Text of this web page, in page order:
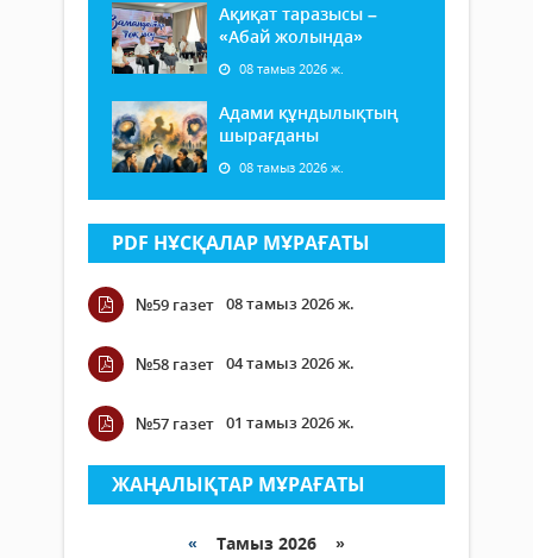
Ақиқат таразысы –
«Абай жолында»
08 тамыз 2026 ж.
Адами құндылықтың
шырағданы
08 тамыз 2026 ж.
PDF НҰСҚАЛАР МҰРАҒАТЫ
№59 газет 08 тамыз 2026 ж.
№58 газет 04 тамыз 2026 ж.
№57 газет 01 тамыз 2026 ж.
ЖАҢАЛЫҚТАР МҰРАҒАТЫ
« Тамыз 2026 »